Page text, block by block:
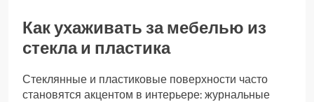
Как ухаживать за мебелью из
стекла и пластика
Стеклянные и пластиковые поверхности часто
становятся акцентом в интерьере: журнальные